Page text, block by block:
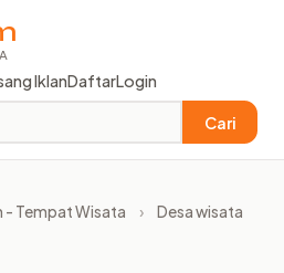
IklanDaftarLogin
Cari
- Tempat Wisata ›
Desa wisata